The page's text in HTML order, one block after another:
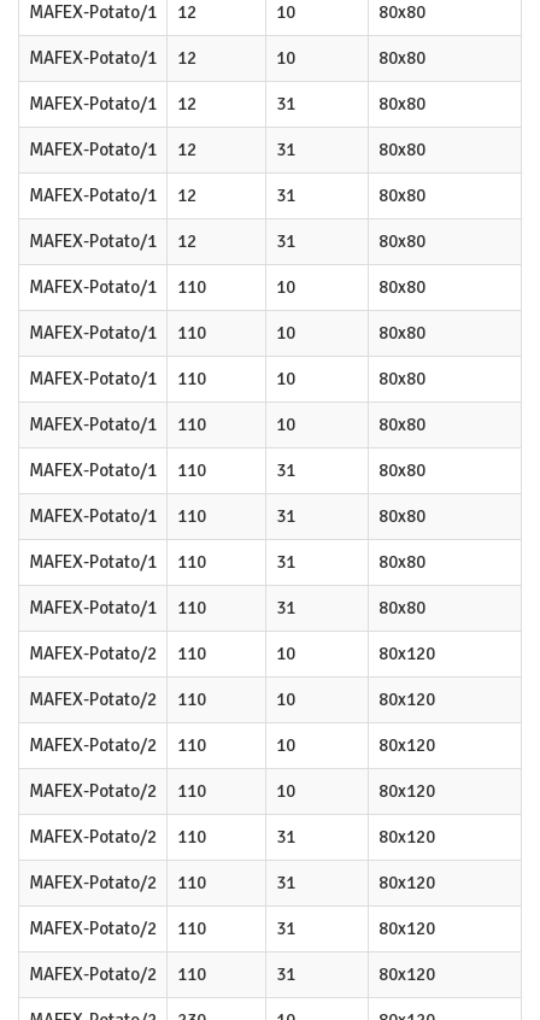
MAFEX-Potato/1 12 10 80x80
MAFEX-Potato/1 12 10 80x80
MAFEX-Potato/1 12 31 80x80
MAFEX-Potato/1 12 31 80x80
MAFEX-Potato/1 12 31 80x80
MAFEX-Potato/1 12 31 80x80
MAFEX-Potato/1 110 10 80x80
MAFEX-Potato/1 110 10 80x80
MAFEX-Potato/1 110 10 80x80
MAFEX-Potato/1 110 10 80x80
MAFEX-Potato/1 110 31 80x80
MAFEX-Potato/1 110 31 80x80
MAFEX-Potato/1 110 31 80x80
MAFEX-Potato/1 110 31 80x80
MAFEX-Potato/2 110 10 80x120
MAFEX-Potato/2 110 10 80x120
MAFEX-Potato/2 110 10 80x120
MAFEX-Potato/2 110 10 80x120
MAFEX-Potato/2 110 31 80x120
MAFEX-Potato/2 110 31 80x120
MAFEX-Potato/2 110 31 80x120
MAFEX-Potato/2 110 31 80x120